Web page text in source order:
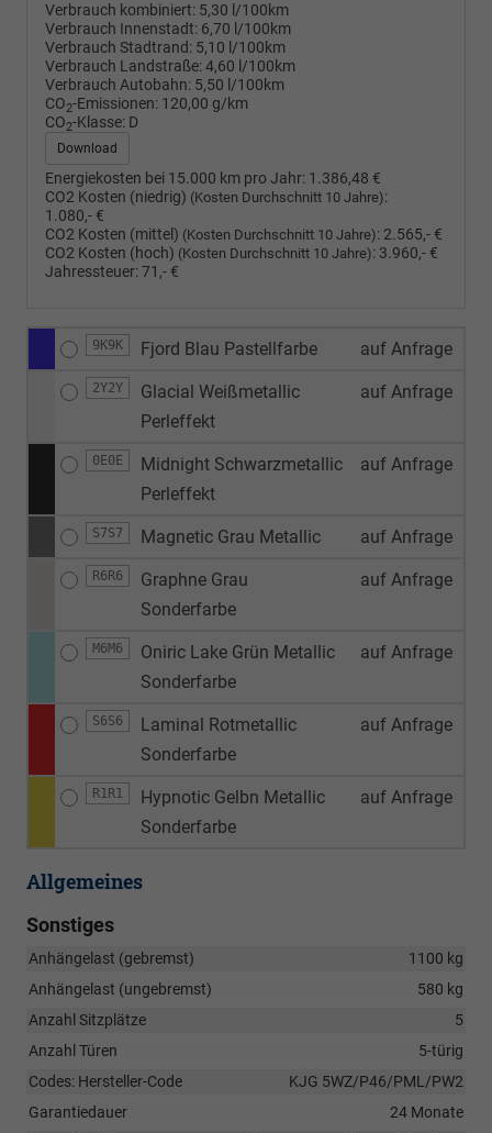
Verbrauch kombiniert: 5,30 l/100km
Verbrauch Innenstadt: 6,70 l/100km
Verbrauch Stadtrand: 5,10 l/100km
Verbrauch Landstraße:4,60 l/100km
Verbrauch Autobahn: 5,50 l/100km
CO2-Emissionen: 120,00 g/km
CO2-Klasse: D
Download
Energiekosten bei 15.000 km pro Jahr: 1.386,48 €
CO2 Kosten (niedrig) (Kosten Durchschnitt 10 Jahre):
1.080,- €
CO2 Kosten (mittel) (Kosten Durchschnitt 10 Jahre): 2.565,- €
CO2 Kosten (hoch) (Kosten Durchschnitt 10 Jahre): 3.960,- €
Jahressteuer:71,- €
9K9K Fjord Blau Pastellfarbe auf Anfrage
2Y2Y
Glacial Weißmetallic
Perleffekt
auf Anfrage
0E0E
Midnight Schwarzmetallic
Perleffekt
auf Anfrage
S7S7 Magnetic Grau Metallic auf Anfrage
R6R6
Graphne Grau
Sonderfarbe
auf Anfrage
M6M6
Oniric Lake Grün Metallic
Sonderfarbe
auf Anfrage
S6S6
Laminal Rotmetallic
Sonderfarbe
auf Anfrage
R1R1
Hypnotic Gelbn Metallic
Sonderfarbe
auf Anfrage
Allgemeines
Sonstiges
Anhängelast (gebremst)
1100 kg
Anhängelast (ungebremst)
580 kg
Anzahl Sitzplätze
5
Anzahl Türen
5-türig
Codes: Hersteller-Code
KJG 5WZ/P46/PML/PW2
Garantiedauer
24 Monate